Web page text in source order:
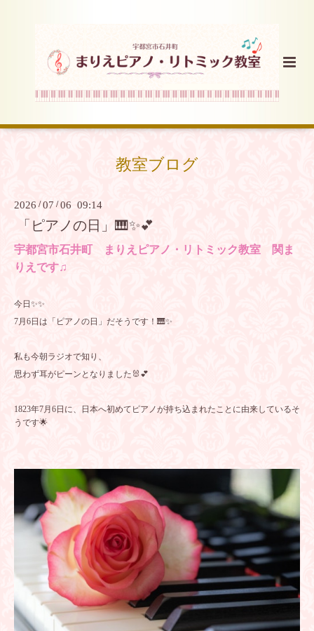
教室ブログ
2026 /07 /06 09:14
「ピアノの日」🎹✨💕
宇都宮市石井町 まりえピアノ・リトミック教室 関ま
りえです♫
今日✨✨
7月6日は「ピアノの日」だそうです！🎹✨
私も今朝ラジオで知り、
思わず耳がピーンとなりました🐰💕
1823年7月6日に、日本へ初めてピアノが持ち込まれたことに由来しているそ
うです🌟